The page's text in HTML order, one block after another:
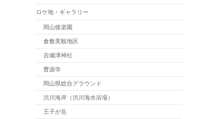
ロケ地・ギャラリー
岡山後楽園
倉敷美観地区
吉備津神社
曹源寺
岡山県総合グラウンド
渋川海岸（渋川海水浴場）
王子が岳